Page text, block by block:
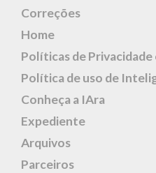
Correções
Home
Políticas de Privacidade
Política de uso de
Conheça a IAra
Expediente
Arquivos
Parceiros